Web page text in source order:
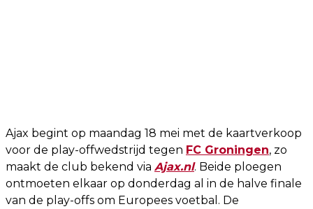
Ajax begint op maandag 18 mei met de kaartverkoop
voor de play-offwedstrijd tegen FC Groningen, zo
maakt de club bekend via Ajax.nl. Beide ploegen
ontmoeten elkaar op donderdag al in de halve finale
van de play-offs om Europees voetbal. De